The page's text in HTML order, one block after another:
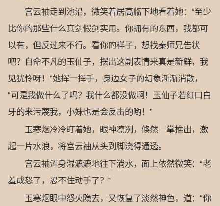
宫云袖走到池沿，微笑着居高临下地看着她：“至少
比你的那些什么真剑假剑实用。你拥有的东西，我都可
以有，但反过来不行。看你的样子，想找秦师兄告状
吧？自命不凡的玉仙子，摆出这副表情来真是新鲜，我
见犹怜呀！”她挥一挥手，身边女子的幻象渐渐消散，
“可是我做什么了吗？我什么都没做啊！玉仙子若红口白
牙的来污蔑我，小妹也是会反击的哟！”
玉寒烟冷冷盯着她，眼神凛冽，倏然一掌推出，激
起一片水浪，将宫云袖从头到脚浇得通透。
宫云袖浑身湿漉漉地往下淌水，面上依然微笑：“老
羞成怒了，忍不住动手了？”
玉寒烟眼中怒火隐去，又恢复了淡然神色，道：“你